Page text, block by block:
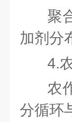
聚
加剂分
4.
农
分循环